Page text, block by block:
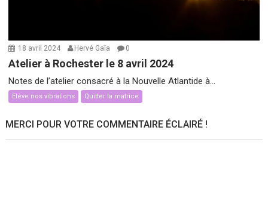
18 avril 2024 Hervé Gaïa 0
Atelier à Rochester le 8 avril 2024
Notes de l’atelier consacré à la Nouvelle Atlantide à...
Elève nos vibrations Quitter la matrice
MERCI POUR VOTRE COMMENTAIRE ÉCLAIRÉ !